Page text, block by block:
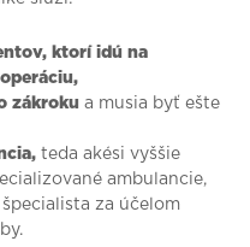
ktorí idú na
zákroku a musia byť ešte
teda akési vyššie
ambulancie,
za účelom